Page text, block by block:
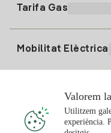
91 919 52 73
Alta Gas
Tarifa Gas
Mobilitat Elèctrica
Punts deValorem
Utilitzem
experiència.